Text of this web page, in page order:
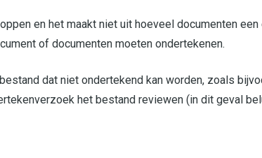
en het maakt niet uit hoeveel documenten
of documenten moeten ondertekenen.
dat niet ondertekend kan worden, zoals
het bestand reviewen (in dit geval